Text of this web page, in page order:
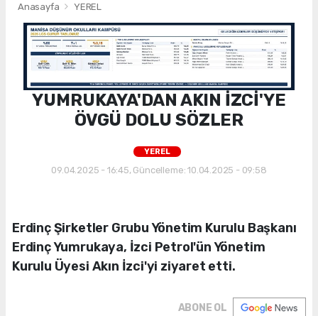
Anasayfa YEREL
YUMRUKAYA'DAN AKIN İZCİ'YE
ÖVGÜ DOLU SÖZLER
YEREL
09.04.2025 - 16:45, Güncelleme: 10.04.2025 - 09:58
Erdinç Şirketler Grubu Yönetim Kurulu Başkanı
Erdinç Yumrukaya, İzci Petrol'ün Yönetim
Kurulu Üyesi Akın İzci'yi ziyaret etti.
ABONE OL